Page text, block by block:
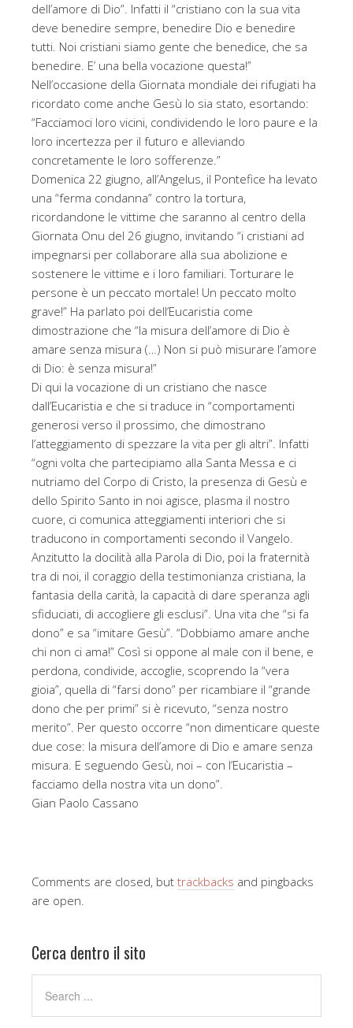
dell’amore di Dio”. Infatti il “cristiano con la sua vita
deve benedire sempre, benedire Dio e benedire
tutti. Noi cristiani siamo gente che benedice, che sa
benedire. E’ una bella vocazione questa!”
Nell’occasione della Giornata mondiale dei rifugiati ha
ricordato come anche Gesù lo sia stato, esortando:
“Facciamoci loro vicini, condividendo le loro paure e la
loro incertezza per il futuro e alleviando
concretamente le loro sofferenze.”
Domenica 22 giugno, all’Angelus, il Pontefice ha levato
una “ferma condanna” contro la tortura,
ricordandone le vittime che saranno al centro della
Giornata Onu del 26 giugno, invitando “i cristiani ad
impegnarsi per collaborare alla sua abolizione e
sostenere le vittime e i loro familiari. Torturare le
persone è un peccato mortale! Un peccato molto
grave!” Ha parlato poi dell’Eucaristia come
dimostrazione che “la misura dell’amore di Dio è
amare senza misura (…) Non si può misurare l’amore
di Dio: è senza misura!”
Di qui la vocazione di un cristiano che nasce
dall’Eucaristia e che si traduce in “comportamenti
generosi verso il prossimo, che dimostrano
l’atteggiamento di spezzare la vita per gli altri”. Infatti
“ogni volta che partecipiamo alla Santa Messa e ci
nutriamo del Corpo di Cristo, la presenza di Gesù e
dello Spirito Santo in noi agisce, plasma il nostro
cuore, ci comunica atteggiamenti interiori che si
traducono in comportamenti secondo il Vangelo.
Anzitutto la docilità alla Parola di Dio, poi la fraternità
tra di noi, il coraggio della testimonianza cristiana, la
fantasia della carità, la capacità di dare speranza agli
sfiduciati, di accogliere gli esclusi”. Una vita che “si fa
dono” e sa “imitare Gesù”. “Dobbiamo amare anche
chi non ci ama!” Così si oppone al male con il bene, e
perdona, condivide, accoglie, scoprendo la “vera
gioia”, quella di “farsi dono” per ricambiare il “grande
dono che per primi” si è ricevuto, “senza nostro
merito”. Per questo occorre “non dimenticare queste
due cose: la misura dell’amore di Dio e amare senza
misura. E seguendo Gesù, noi – con l’Eucaristia –
facciamo della nostra vita un dono”.
Gian Paolo Cassano
Comments are closed, but trackbacks and pingbacks
are open.
Cerca dentro il sito